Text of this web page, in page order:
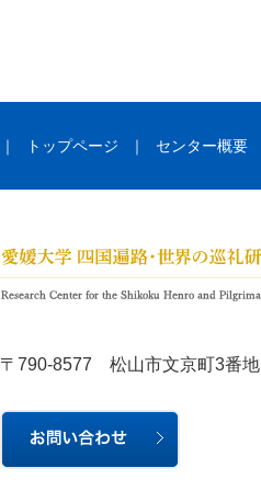
｜ トップページ ｜ センター概要
〒790-8577 松山市文京町3番地